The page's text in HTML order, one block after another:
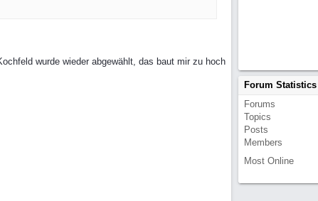
wurde wieder abgewählt, das baut mir zu hoch
Forum Statistics
Forums
Topics
Posts
Members
Most Online